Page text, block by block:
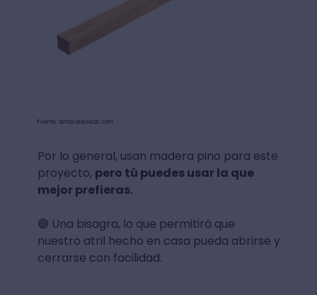
Fuente: almacenesvidri.com
Por lo general, usan madera pino para este
proyecto, pero tú puedes usar la que
mejor prefieras.
🟣 Una bisagra, lo que permitirá que
nuestro atril hecho en casa pueda abrirse y
cerrarse con facilidad.